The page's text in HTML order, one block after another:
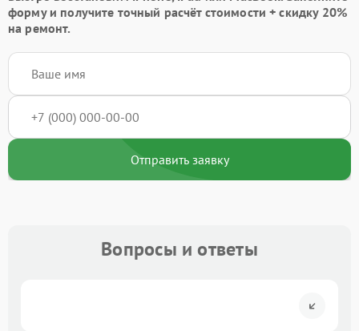
формуи получите точный расчёт стоимости +скидку 20%
на ремонт.
Отправить заявку
Вопросы и ответы